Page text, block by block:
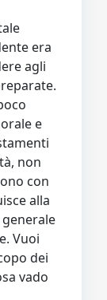
era
agli
e
non
con
alla
Vuoi
dei
vado